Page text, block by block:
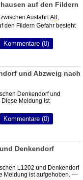
auf den Fildern
AusfahrtA8,
den Fildern Gefahr besteht
Kommentare (0)
und Abzweig nach
Denkendorf und
Meldung ist
Kommentare (0)
Denkendorf
L1202 und Denkendorf
Meldung ist aufgehoben. —